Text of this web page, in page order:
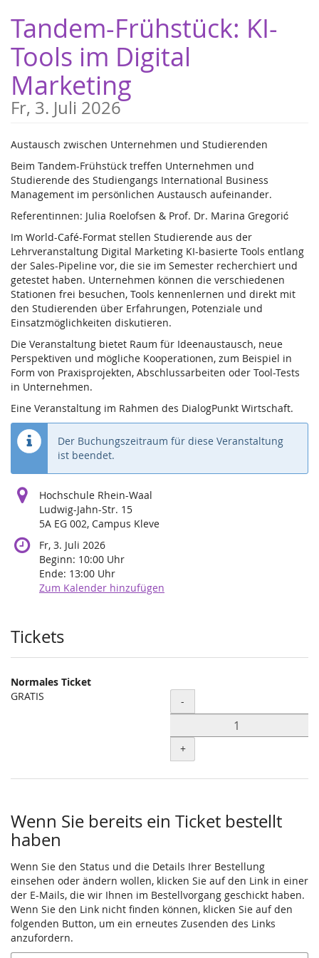
Haupt-
Inhalt
springen
Tandem-Frühstück: KI-
Tools im Digital
Marketing
Fr, 3. Juli 2026
Austausch zwischen Unternehmen und Studierenden
Beim Tandem-Frühstück treffen Unternehmen und
Studierende des Studiengangs International Business
Management im persönlichen Austausch aufeinander.
Referentinnen: Julia Roelofsen & Prof. Dr. Marina Gregorić
Im World-Café-Format stellen Studierende aus der
Lehrveranstaltung Digital Marketing KI-basierte Tools entlang
der Sales-Pipeline vor, die sie im Semester recherchiert und
getestet haben. Unternehmen können die verschiedenen
Stationen frei besuchen, Tools kennenlernen und direkt mit
den Studierenden über Erfahrungen, Potenziale und
Einsatzmöglichkeiten diskutieren.
Die Veranstaltung bietet Raum für Ideenaustausch, neue
Perspektiven und mögliche Kooperationen, zum Beispiel in
Form von Praxisprojekten, Abschlussarbeiten oder Tool-Tests
in Unternehmen.
Eine Veranstaltung im Rahmen des DialogPunkt Wirtschaft.
Der Buchungszeitraum für diese Veranstaltung
ist beendet.
Hochschule Rhein-Waal
Ludwig-Jahn-Str. 15
5A EG 002, Campus Kleve
Fr, 3. Juli 2026
Beginn: 10:00 Uhr
Ende: 13:00 Uhr
Zum Kalender hinzufügen
Produkte
Tickets
Normales Ticket
GRATIS
Menge
-
+
Wenn Sie bereits ein Ticket bestellt
haben
Wenn Sie den Status und die Details Ihrer Bestellung
einsehen oder ändern wollen, klicken Sie auf den Link in einer
der E-Mails, die wir Ihnen im Bestellvorgang geschickt haben.
Wenn Sie den Link nicht finden können, klicken Sie auf den
folgenden Button, um ein erneutes Zusenden des Links
anzufordern.